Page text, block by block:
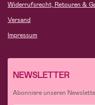
Widerrufsrecht, Retouren &
Versand
Impressum
NEWSLETTER
Abonniere unseren